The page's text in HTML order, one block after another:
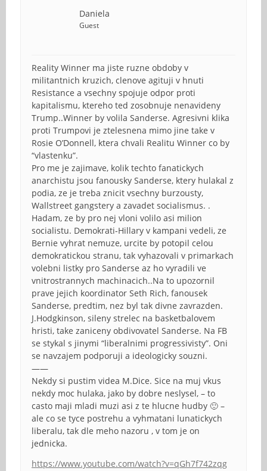
Daniela
Guest
Reality Winner ma jiste ruzne obdoby v
militantnich kruzich, clenove agituji v hnuti
Resistance a vsechny spojuje odpor proti
kapitalismu, ktereho ted zosobnuje nenavideny
Trump..Winner by volila Sanderse. Agresivni klika
proti Trumpovi je ztelesnena mimo jine take v
Rosie O’Donnell, ktera chvali Realitu Winner co by
“vlastenku”.
Pro me je zajimave, kolik techto fanatickych
anarchistu jsou fanousky Sanderse, ktery hulakal z
podia, ze je treba znicit vsechny burzousty,
Wallstreet gangstery a zavadet socialismus. .
Hadam, ze by pro nej vloni volilo asi milion
socialistu. Demokrati-Hillary v kampani vedeli, ze
Bernie vyhrat nemuze, urcite by potopil celou
demokratickou stranu, tak vyhazovali v primarkach
volebni listky pro Sanderse az ho vyradili ve
vnitrostrannych machinacich..Na to upozornil
prave jejich koordinator Seth Rich, fanousek
Sanderse, predtim, nez byl tak divne zavrazden.
J.Hodgkinson, sileny strelec na basketbalovem
hristi, take zaniceny obdivovatel Sanderse. Na FB
se stykal s jinymi “liberalnimi progressivisty”. Oni
se navzajem podporuji a ideologicky souzni.
——
Nekdy si pustim videa M.Dice. Sice na muj vkus
nekdy moc hulaka, jako by dobre neslysel, – to
casto maji mladi muzi asi z te hlucne hudby 🙂 –
ale co se tyce postrehu a vyhmatani lunatickych
liberalu, tak dle meho nazoru , v tom je on
jednicka.
https://www.youtube.com/watch?v=qGh7f742zqg